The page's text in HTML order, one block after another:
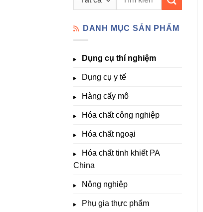
DANH MỤC SẢN PHẨM
Dụng cụ thí nghiệm
Dụng cụ y tế
Hàng cấy mô
Hóa chất công nghiệp
Hóa chất ngoại
Hóa chất tinh khiết PA
China
Nông nghiệp
Phụ gia thực phẩm